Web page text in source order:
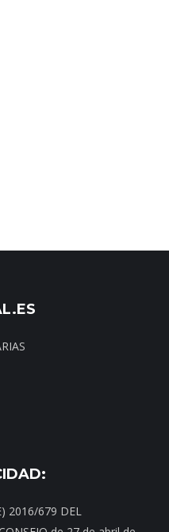
2016/679 DEL